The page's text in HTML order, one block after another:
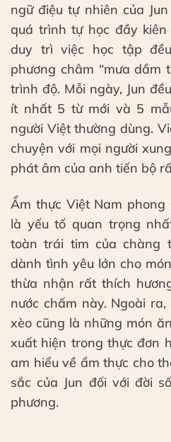
ngữ điệu tự nhiên của
quá trình tự học đầy
duy trì việc học tập
phương châm “mưa dầm
trình độ. Mỗi ngày, Jun
ít nhất 5 từ mới và 5
người Việt thường dùng.
chuyện với mọi người
phát âm của anh tiến bộ
Ẩm thực Việt Nam
là yếu tố quan trọng
toàn trái tim của chàng
dành tình yêu lớn cho
thừa nhận rất thích
nước chấm này. Ngoài
xèo cũng là những món
xuất hiện trong thực đơn
am hiểu về ẩm thực cho
sắc của Jun đối với đời
phương.